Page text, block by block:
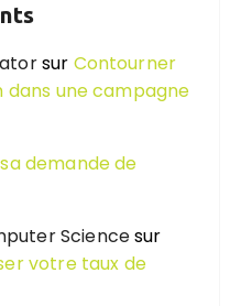
sur Contourner
une campagne
demande de
Sciencesur
votre taux de